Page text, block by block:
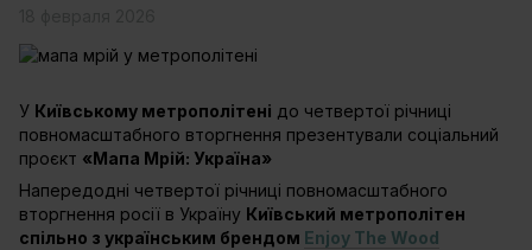
У Київському метрополітені до четвертої річниці
повномасштабного вторгнення презентували соціальний
проєкт «Мапа Мрій: Україна»
Напередодні четвертої річниці повномасштабного
вторгнення росії в Україну Київський метрополітен
спільно з українським брендом Enjoy The Wood